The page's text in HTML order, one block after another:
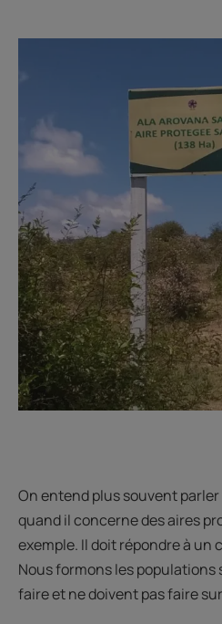
On entend plus souvent parler
quand il concerne des aires
exemple. Il doit répondre à un
Nous formons les populations
faire et ne doivent pas faire